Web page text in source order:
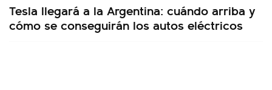
Tesla llegará a la Argentina: cuándo arriba y
cómo se conseguirán los autos eléctricos